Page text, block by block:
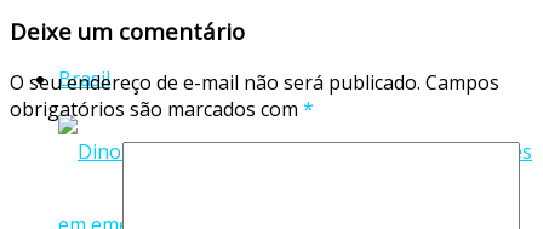
Brasil
Deixe um comentário
O seu endereço de e-mail não será publicado. Campos
obrigatórios são marcados com *